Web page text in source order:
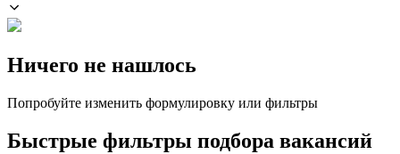
Ничего не нашлось
Попробуйте изменить формулировку или фильтры
Быстрые фильтры подбора вакансий